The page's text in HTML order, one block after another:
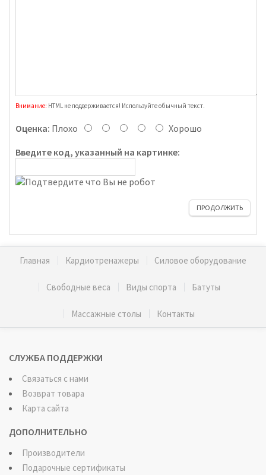
Внимание: HTML не поддерживается! Используйте обычный текст.
Оценка: Плохо
Хорошо
Введите код, указанный на картинке:
ПРОДОЛЖИТЬ
Главная Кардиотренажеры Силовое оборудование
Свободные веса Виды спорта Батуты
Массажные столы Контакты
СЛУЖБА ПОДДЕРЖКИ
Связаться с нами
Возврат товара
Карта сайта
ДОПОЛНИТЕЛЬНО
Производители
Подарочные сертификаты